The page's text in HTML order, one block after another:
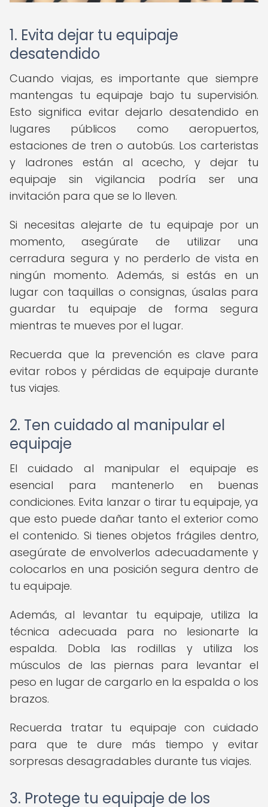
1. Evita dejar tu equipaje
desatendido
Cuando viajas, es importante que siempre
mantengas tu equipaje bajo tu supervisión.
Esto significa evitar dejarlo desatendido en
lugares públicos como aeropuertos,
estaciones de tren o autobús. Los carteristas
y ladrones están al acecho, y dejar tu
equipaje sin vigilancia podría ser una
invitación para que se lo lleven.
Si necesitas alejarte de tu equipaje por un
momento, asegúrate de utilizar una
cerradura segura y no perderlo de vista en
ningún momento. Además, si estás en un
lugar con taquillas o consignas, úsalas para
guardar tu equipaje de forma segura
mientras te mueves por el lugar.
Recuerda que la prevención es clave para
evitar robos y pérdidas de equipaje durante
tus viajes.
2. Ten cuidado al manipular el
equipaje
El cuidado al manipular el equipaje es
esencial para mantenerlo en buenas
condiciones. Evita lanzar o tirar tu equipaje, ya
que esto puede dañar tanto el exterior como
el contenido. Si tienes objetos frágiles dentro,
asegúrate de envolverlos adecuadamente y
colocarlos en una posición segura dentro de
tu equipaje.
Además, al levantar tu equipaje, utiliza la
técnica adecuada para no lesionarte la
espalda. Dobla las rodillas y utiliza los
músculos de las piernas para levantar el
peso en lugar de cargarlo en la espalda o los
brazos.
Recuerda tratar tu equipaje con cuidado
para que te dure más tiempo y evitar
sorpresas desagradables durante tus viajes.
3. Protege tu equipaje de los